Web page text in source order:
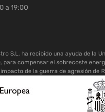
a 19:00
S.L. ha recibido una ayuda de la
para compensar el sobrecoste
de la guerra de agresión de